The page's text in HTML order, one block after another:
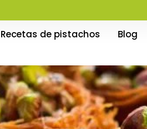
Recetas de pistachos Blog